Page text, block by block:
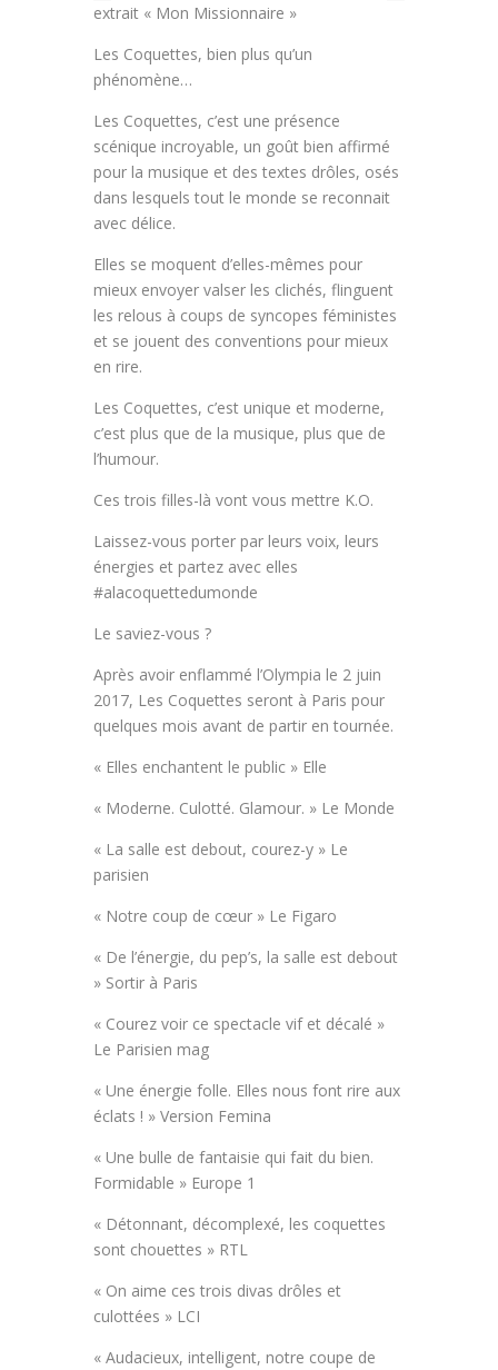
extrait « Mon Missionnaire »
Les Coquettes, bien plus qu’un
phénomène…
Les Coquettes, c’est une présence
scénique incroyable, un goût bien affirmé
pour la musique et des textes drôles, osés
dans lesquels tout le monde se reconnait
avec délice.
Elles se moquent d’elles-mêmes pour
mieux envoyer valser les clichés, flinguent
les relous à coups de syncopes féministes
et se jouent des conventions pour mieux
en rire.
Les Coquettes, c’est unique et moderne,
c’est plus que de la musique, plus que de
l’humour.
Ces trois filles-là vont vous mettre K.O.
Laissez-vous porter par leurs voix, leurs
énergies et partez avec elles
#alacoquettedumonde
Le saviez-vous ?
Après avoir enflammé l’Olympia le 2 juin
2017, Les Coquettes seront à Paris pour
quelques mois avant de partir en tournée.
« Elles enchantent le public » Elle
« Moderne. Culotté. Glamour. » Le Monde
« La salle est debout, courez-y » Le
parisien
« Notre coup de cœur » Le Figaro
« De l’énergie, du pep’s, la salle est debout
» Sortir à Paris
« Courez voir ce spectacle vif et décalé »
Le Parisien mag
« Une énergie folle. Elles nous font rire aux
éclats ! » Version Femina
« Une bulle de fantaisie qui fait du bien.
Formidable » Europe 1
« Détonnant, décomplexé, les coquettes
sont chouettes » RTL
« On aime ces trois divas drôles et
culottées » LCI
« Audacieux, intelligent, notre coupe de